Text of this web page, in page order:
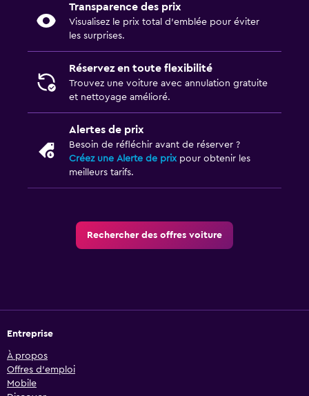
Transparence des prix
Visualisez le prix total d’emblée pour éviter
les surprises.
Réservez en toute flexibilité
Trouvez une voiture avec annulation gratuite
et nettoyage amélioré.
Alertes de prix
Besoin de réfléchir avant de réserver ?
Créez une Alerte de prixpour obtenir les
meilleurs tarifs.
Rechercher des offres voiture
Entreprise
À propos
Offres d’emploi
Mobile